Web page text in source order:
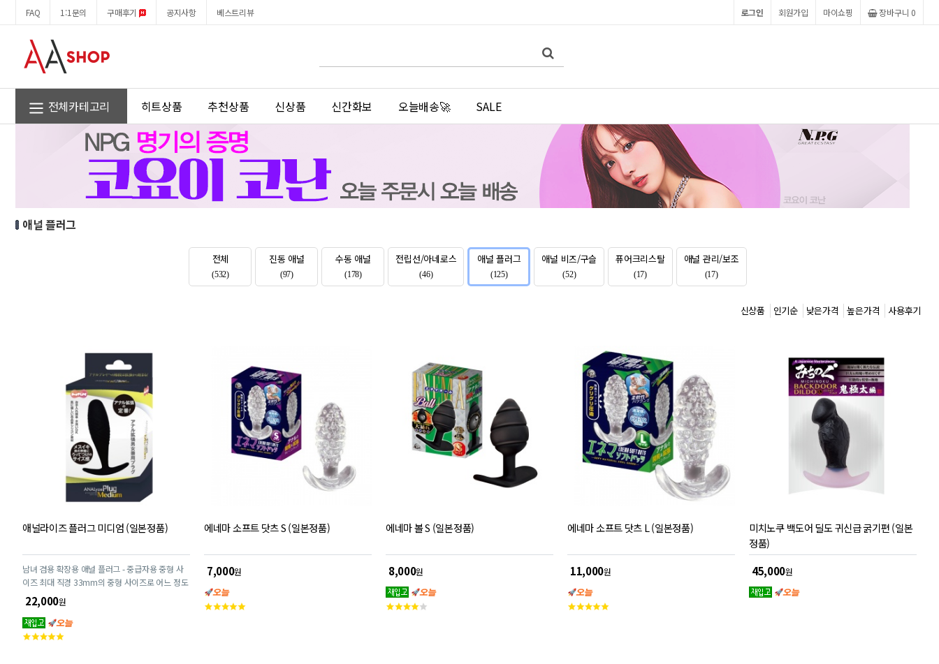
FAQ 1:1문의 구매후기 공지사항 베스트리뷰 장바구니 0
마이쇼핑
회원가입
로그인
몰
어
색
전체카테고리 히트상품 추천상품 신상품 신간화보 오늘배송🚀 SALE
애널 플러그
전체
(532)
진동 애널
(97)
수동 애널
(178)
전립선/아네로스
(46)
애널 플러그
(125)
애널 비즈/구슬
(52)
퓨어크리스탈
(17)
애널 관리/보조
(17)
신상품 인기순 낮은가격 높은가격 사용후기
애널라이즈 플러그 미디엄 (일본정품)
남녀 겸용 확장용 애널 플러그 - 중급자용 중형 사
이즈 최대 직경 33mm의 중형 사이즈로 어느 정도
확장이 진행된 분들께 적합합니다. 장시간 착용을
통해 점진적으로 확장할 수 있습니다. 적당한 경도
의 소프트 실리콘 소재로 완만한 곡선 디자인을 채
택하여 부드럽게 삽입 가능합니다. 세척이 간편하
22,000원
고
에네마 소프트 닷츠 S (일본정품)
7,000원
고
에네마 볼 S (일본정품)
8,000원
고
에네마 소프트 닷츠 L (일본정품)
11,000원
고
미치노쿠 백도어 딜도 귀신급 굵기편 (일본
정품)
45,000원